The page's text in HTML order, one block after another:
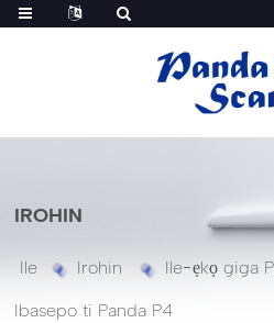
IROHIN
Ile Irohin Ile-ẹkọ giga
Ibasepo ti Panda P4